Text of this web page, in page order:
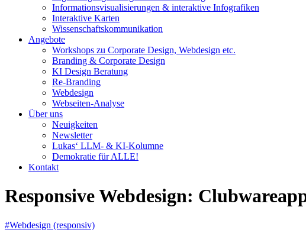
Informationsvisualisierungen & interaktive Infografiken
Interaktive Karten
Wissenschaftskommunikation
Angebote
Workshops zu Corporate Design, Webdesign etc.
Branding & Corporate Design
KI Design Beratung
Re-Branding
Webdesign
Webseiten-Analyse
Über uns
Neuigkeiten
Newsletter
Lukas‘ LLM- & KI-Kolumne
Demokratie für ALLE!
Kontakt
Responsive Webdesign:
#Webdesign (responsiv)